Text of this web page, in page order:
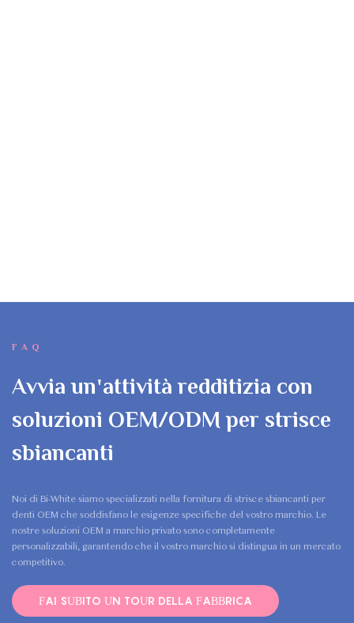
FAQ
Avvia un'attività redditizia con
soluzioni OEM/ODM per strisce
sbiancanti
Noi di Bi-White siamo specializzati nella fornitura di strisce sbiancanti per
denti OEM che soddisfano le esigenze specifiche del vostro marchio. Le
nostre soluzioni OEM a marchio privato sono completamente
personalizzabili, garantendo che il vostro marchio si distingua in un mercato
competitivo.
FAI SUBITO UN TOUR DELLA FABBRICA